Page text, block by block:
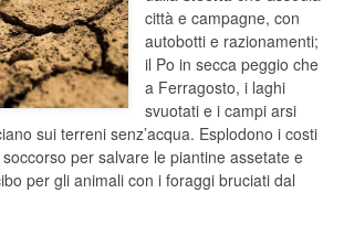
città e campagne, con
autobotti e razionamenti;
il Po in secca peggio che
a Ferragosto, i laghi
svuotati e i campi arsi
sui terreni senz’acqua. Esplodono i costi
per salvare le piantine assetate e
per gli animali con i foraggi bruciati dal